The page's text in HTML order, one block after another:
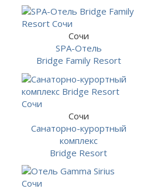
Сочи
SPA-Отель
Bridge Family Resort
Сочи
Санаторно-курортный
комплекс
Bridge Resort